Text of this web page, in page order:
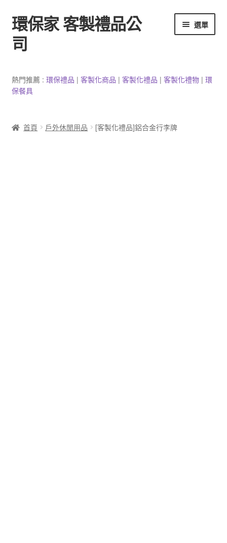
跳
至
導
跳
至
主
容
環保家 客製禮品公
司
選單
3C產品客製
熱門推薦 : 環保禮品 | 客製化商品 | 客製化禮品 | 客製化禮物| 環
保餐具
首頁 戶外休閒用品 [客製化禮品]鋁合金行李牌